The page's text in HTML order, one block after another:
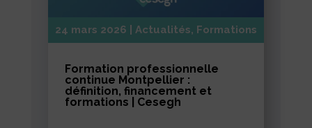
Formation professionnelle
continue Montpellier :
définition, financement et
formations | Cesegh
24 mars 2026 Actualités, Formations